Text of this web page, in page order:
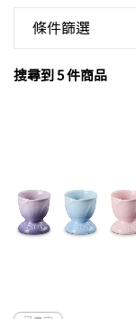
條件篩選
搜尋到 5 件商品